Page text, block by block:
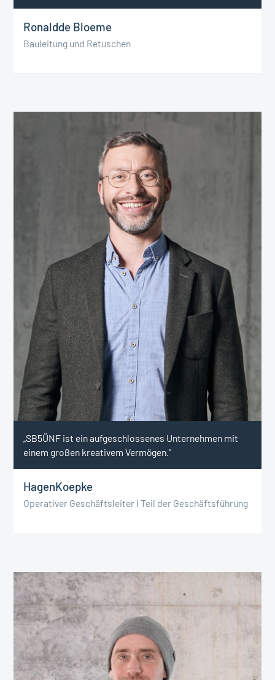
Ronaldde Bloeme
Bauleitung und Retuschen
„SB5ÜNF ist ein aufgeschlossenes Unternehmen mit
einem großen kreativem Vermögen.“
HagenKoepke
Operativer Geschäftsleiter I Teil der Geschäftsführung